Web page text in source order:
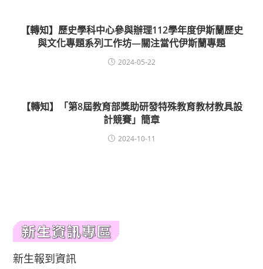
【轉知】歷史學科中心參與辦理112學年度伊斯蘭歷史
與文化專題系列工作坊—關注當代伊斯蘭專題
2024-05-22
【轉知】「第8屆教育部獎助研發特殊教育教材教具設
計競賽」簡章
2024-10-11
新生報到資訊